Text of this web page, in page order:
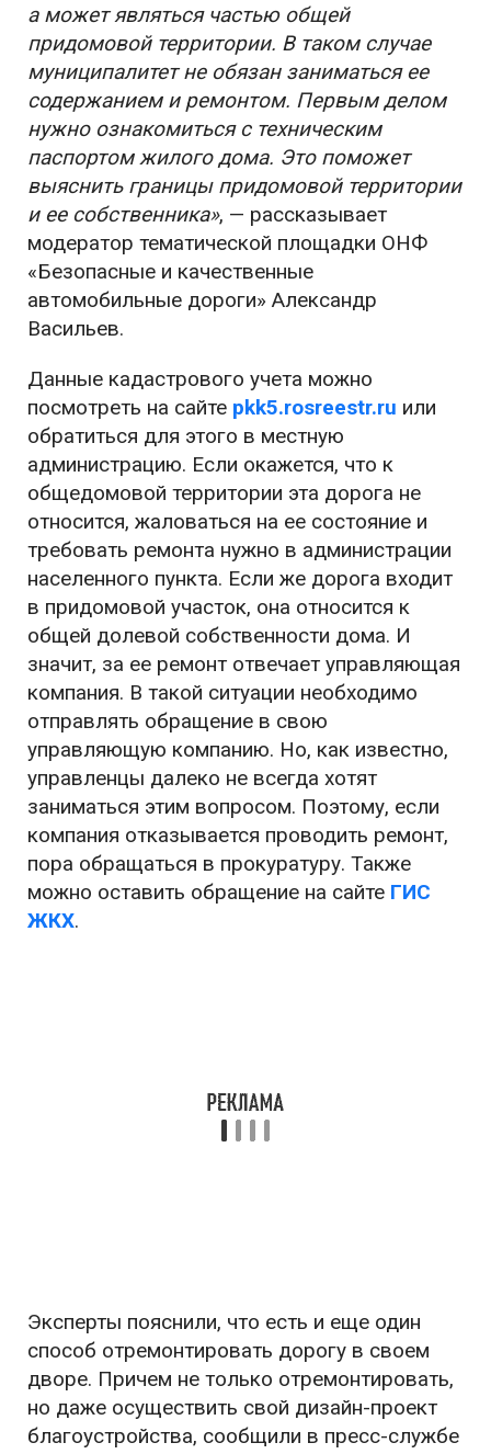
а может являться частью общей
придомовой территории. В таком случае
муниципалитет не обязан заниматься ее
содержанием и ремонтом. Первым делом
нужно ознакомиться с техническим
паспортом жилого дома. Это поможет
выяснить границы придомовой территории
и ее собственника», — рассказывает
модератор тематической площадки ОНФ
«Безопасные и качественные
автомобильные дороги» Александр
Васильев.
Данные кадастрового учета можно
посмотреть на сайте pkk5.rosreestr.ru или
обратиться для этого в местную
администрацию. Если окажется, что к
общедомовой территории эта дорога не
относится, жаловаться на ее состояние и
требовать ремонта нужно в администрации
населенного пункта. Если же дорога входит
в придомовой участок, она относится к
общей долевой собственности дома. И
значит, за ее ремонт отвечает управляющая
компания. В такой ситуации необходимо
отправлять обращение в свою
управляющую компанию. Но, как известно,
управленцы далеко не всегда хотят
заниматься этим вопросом. Поэтому, если
компания отказывается проводить ремонт,
пора обращаться в прокуратуру. Также
можно оставить обращение на сайте ГИС
ЖКХ.
Эксперты пояснили, что есть и еще один
способ отремонтировать дорогу в своем
дворе. Причем не только отремонтировать,
но даже осуществить свой дизайн-проект
благоустройства, сообщили в пресс-службе